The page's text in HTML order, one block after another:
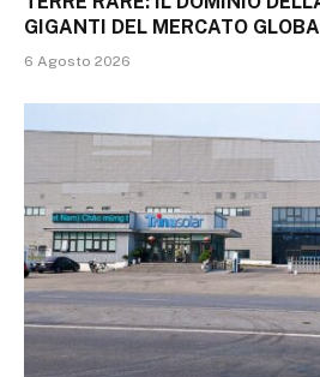
GIGANTI DEL MERCATO
6 Agosto 2026